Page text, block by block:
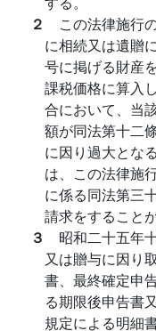
２ この法律施行
に相続又は遺贈
号に掲げる財産
課税価格に算入
合において、当
額が同法第十二
に因り過大とな
は、この法律施
に係る同法第三
請求をすること
３ 昭和二十五年
又は贈与に因り
書、最終確定申
る期限後申告書
規定による明細